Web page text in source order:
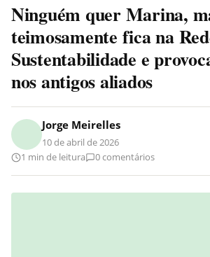
Ninguém quer Marina,
teimosamente fica na
Sustentabilidade e
nos antigos aliados
Jorge Meirelles
10 de abril de 2026
1 min de leitura
0 comentários